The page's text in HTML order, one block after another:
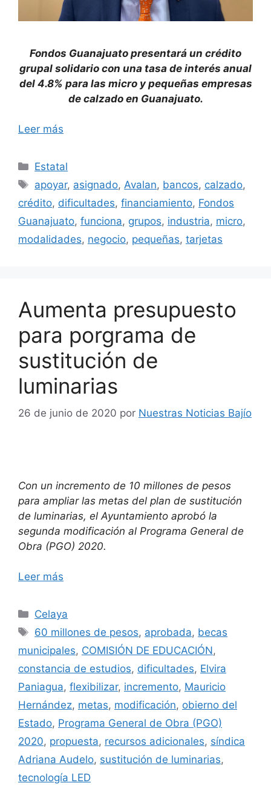
Fondos Guanajuato presentará un crédito
grupal solidario con una tasa de interés anual
del 4.8% para las micro y pequeñas empresas
de calzado en Guanajuato.
Leer más
Categorías
Estatal
Etiquetas
apoyar, asignado,Avalan, bancos, calzado,
crédito, dificultades, financiamiento, Fondos
Guanajuato, funciona, grupos, industria, micro,
modalidades, negocio, pequeñas, tarjetas
Aumenta presupuesto
para porgrama de
sustitución de
luminarias
26 de junio de 2020 por Nuestras Noticias Bajío
Con un incremento de 10 millones de pesos
para ampliar las metas del plan de sustitución
de luminarias, el Ayuntamiento aprobó la
segunda modificación al Programa General de
Obra (PGO) 2020.
Leer más
Categorías
Celaya
Etiquetas
60 millones de pesos, aprobada, becas
municipales, COMISIÓN DE EDUCACIÓN,
constancia de estudios, dificultades, Elvira
Paniagua, flexibilizar, incremento, Mauricio
Hernández, metas, modificación, obierno del
Estado, Programa General de Obra (PGO)
2020, propuesta, recursos adicionales, síndica
Adriana Audelo, sustitución de luminarias,
tecnología LED